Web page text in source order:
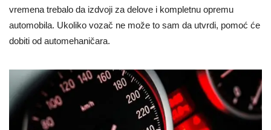
vremena trebalo da izdvoji za delove i kompletnu opremu
automobila. Ukoliko vozač ne može to sam da utvrdi, pomoć će
dobiti od automehaničara.